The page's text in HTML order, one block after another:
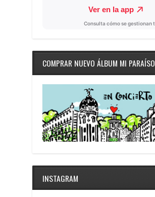
COMPRAR NUEVO ÁLBUM MI PARAÍSO
INSTAGRAM